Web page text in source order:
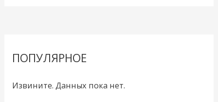
ПОПУЛЯРНОЕ
Извините. Данных пока нет.